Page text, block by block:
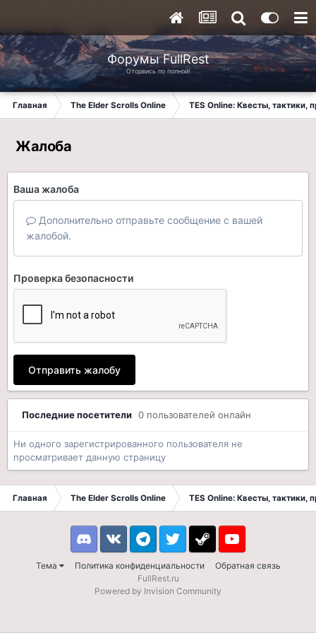
Форумы FullRest
Оторвись по полной!
Главная The Elder Scrolls Online TES Online: Квесты, тактики,
Жалоба
Ваша жалоба
Дополнительно отправьте сообщение с вашей
жалобой.
Проверка безопасности
Отправить жалобу
Последние посетители 0 пользователей онлайн
Ни одного зарегистрированного пользователя не
просматривает данную страницу
Главная The Elder Scrolls Online TES Online: Квесты, тактики,
Тема Политика конфиденциальности Обратная связь
DiscordVK TelegramTwitter Steam Youtube
FullRest.ru
Powered by Invision Community